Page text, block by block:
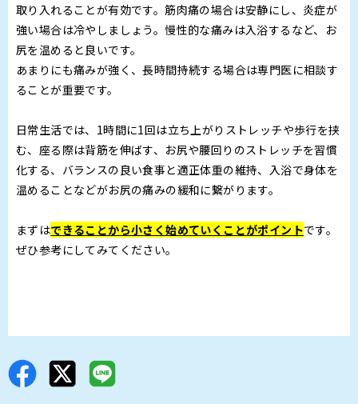
取り入れることが有効です。筋肉痛の場合は安静にし、炎症が
強い場合は冷やしましょう。慢性的な痛みは入浴するなど、お
尻を温めると良いです。
あまりにも痛みが強く、長時間持続する場合は専門医に相談す
ることが重要です。
日常生活では、1時間に1回は立ち上がりストレッチや歩行を挟
む、座る際は背筋を伸ばす、お尻や腰回りのストレッチを習慣
化する、バランスの良い食事と適正体重の維持、入浴で身体を
温めることなどがお尻の痛みの緩和に繋がります。
まずはできることから小さく始めていくことがポイントです。
ぜひ参考にしてみてください。